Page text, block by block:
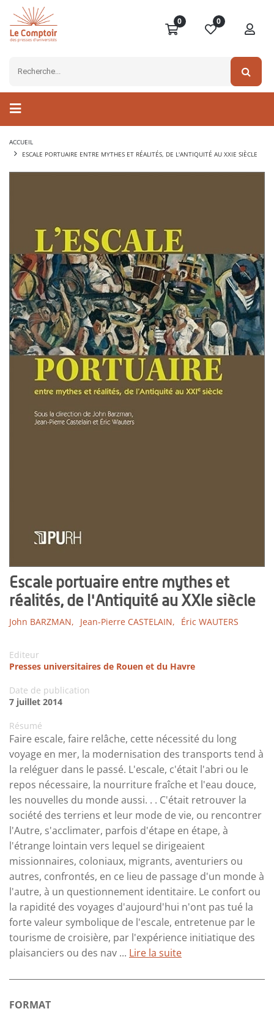
0 0
ACCUEIL
ESCALE PORTUAIRE ENTRE MYTHES ET RÉALITÉS, DE L'ANTIQUITÉ AU XXIE SIÈCLE
Escale portuaire entre mythes et
réalités, de l'Antiquité au XXIe siècle
John BARZMAN, Jean-Pierre CASTELAIN, Éric WAUTERS
Editeur
Presses universitaires de Rouen et du Havre
Date de publication
7 juillet 2014
Résumé
Faire escale, faire relâche, cette nécessité du long
voyage en mer, la modernisation des transports tend à
la reléguer dans le passé. L'escale, c'était l'abri ou le
repos nécessaire, la nourriture fraîche et l'eau douce,
les nouvelles du monde aussi. . . C'était retrouver la
société des terriens et leur mode de vie, ou rencontrer
l'Autre, s'acclimater, parfois d'étape en étape, à
l'étrange lointain vers lequel se dirigeaient
missionnaires, coloniaux, migrants, aventuriers ou
autres, confrontés, en ce lieu de passage d'un monde à
l'autre, à un questionnement identitaire. Le confort ou
la rapidité des voyages d'aujourd'hui n'ont pas tué la
forte valeur symbolique de l'escale, entretenue par le
tourisme de croisière, par l'expérience initiatique des
plaisanciers ou des nav ... Lire la suite
FORMAT